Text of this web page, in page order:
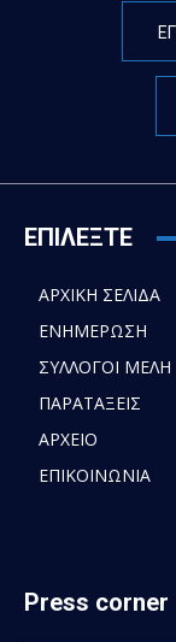
ΕΠΙΛΕΞΤΕ
ΑΡΧΙΚΗ ΣΕΛΙΔΑ
ΕΝΗΜΕΡΩΣΗ
ΣΥΛΛΟΓΟΙ ΜΕΛΗ
ΠΑΡΑΤΑΞΕΙΣ
ΑΡΧΕΙΟ
ΕΠΙΚΟΙΝΩΝΙΑ
Press corner